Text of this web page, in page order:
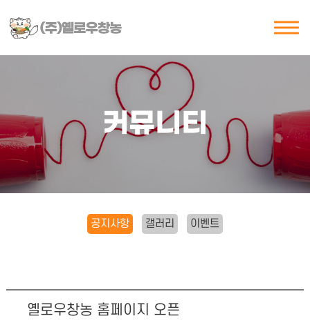
커뮤니티
공지사항 갤러리 이벤트
옐로우창농 홈페이지 오픈